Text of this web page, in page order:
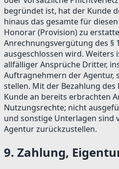
begründet ist, hat der Kunde
hinaus das gesamte für
Honorar (Provision) zu
Anrechnungsvergütung des §
ausgeschlossen wird. Weiters
allfälliger Ansprüche Dritter,
Auftragnehmern der Agentur,
stellen. Mit der Bezahlung
Kunde an bereits erbrachten
Nutzungsrechte; nicht
und sonstige Unterlagen sind
Agentur zurückzustellen.
9. Zahlung,